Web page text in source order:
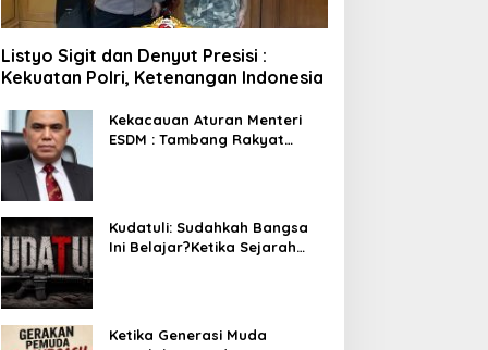
Listyo Sigit dan Denyut Presisi :
Kekuatan Polri, Ketenangan Indonesia
Kekacauan Aturan Menteri
ESDM : Tambang Rakyat
Kudatuli: Sudahkah Bangsa
Ini Belajar?Ketika Sejarah
Ketika Generasi Muda